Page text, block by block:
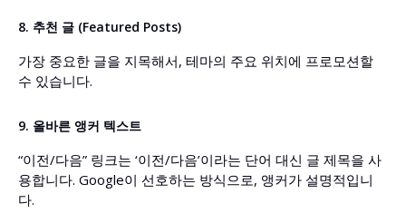
8. 추천 글 (Featured Posts)
가장 중요한 글을 지목해서, 테마의 주요 위치에 프로모션할
수 있습니다.
9. 올바른 앵커 텍스트
“이전/다음” 링크는 ‘이전/다음’이라는 단어 대신 글 제목을 사
용합니다. Google이 선호하는 방식으로, 앵커가 설명적입니
다.